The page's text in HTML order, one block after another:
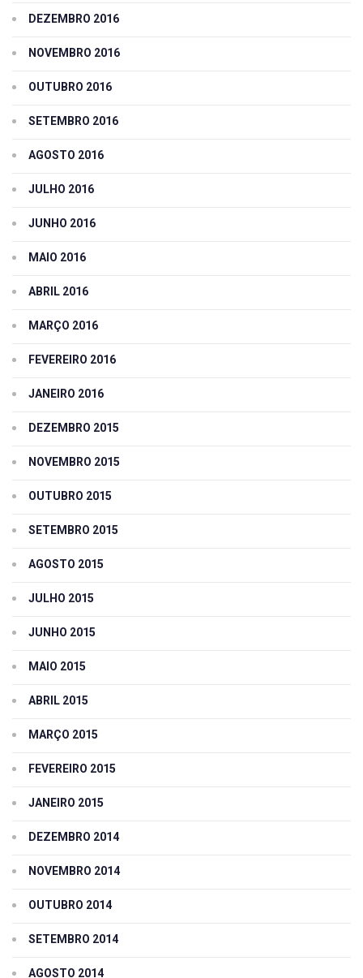
DEZEMBRO 2016
NOVEMBRO 2016
OUTUBRO 2016
SETEMBRO 2016
AGOSTO 2016
JULHO 2016
JUNHO 2016
MAIO 2016
ABRIL 2016
MARÇO 2016
FEVEREIRO 2016
JANEIRO 2016
DEZEMBRO 2015
NOVEMBRO 2015
OUTUBRO 2015
SETEMBRO 2015
AGOSTO 2015
JULHO 2015
JUNHO 2015
MAIO 2015
ABRIL 2015
MARÇO 2015
FEVEREIRO 2015
JANEIRO 2015
DEZEMBRO 2014
NOVEMBRO 2014
OUTUBRO 2014
SETEMBRO 2014
AGOSTO 2014